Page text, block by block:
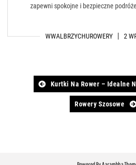
WWALBRZYCHUROWERY 2
zapewni spokojne i bezpieczne
Post
Kurtki Na Rower – Idealne
Rowery Szosowe